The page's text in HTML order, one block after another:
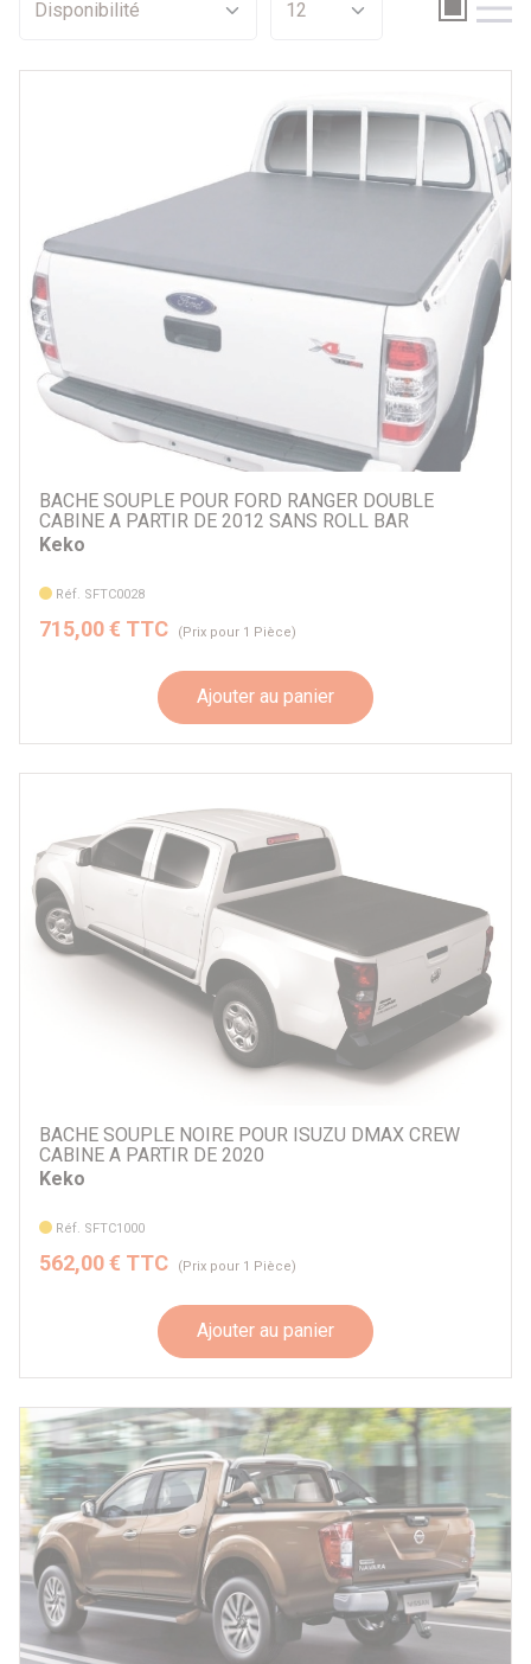
BACHE SOUPLE POUR FORD RANGER DOUBLE
CABINE A PARTIR DE 2012 SANS ROLL BAR
Keko
Réf. SFTC0028
715,00 € TTC (Prix pour 1 Pièce)
Ajouter au panier
BACHE SOUPLE NOIRE POUR ISUZU DMAX CREW
CABINE A PARTIR DE 2020
Keko
Réf. SFTC1000
562,00 € TTC (Prix pour 1 Pièce)
Ajouter au panier
Promotions
769 €
Par véhicule